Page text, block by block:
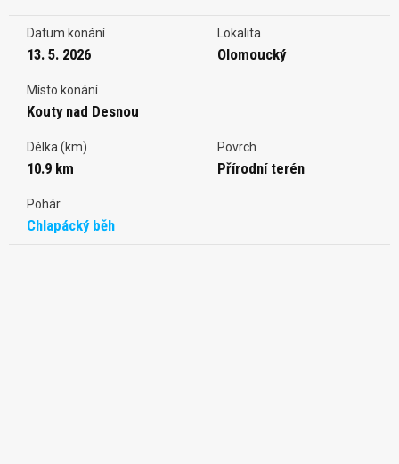
Datum konání
13. 5. 2026
Lokalita
Olomoucký
Místo konání
Kouty nad Desnou
Délka (km)
10.9 km
Povrch
Přírodní terén
Pohár
Chlapácký běh